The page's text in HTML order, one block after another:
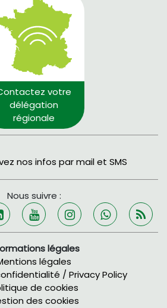
votre
délégation
régionale
nos infos par mail et SMS
Nous suivre :
légales
légales
/ Privacy Policy
de cookies
des cookies